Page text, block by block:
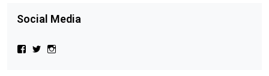
Social Media
BekijkBekijk